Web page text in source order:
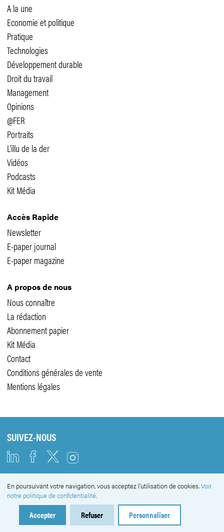
A la une
Economie et politique
Pratique
Technologies
Développement durable
Droit du travail
Management
Opinions
@FER
Portraits
L'illu de la der
Vidéos
Podcasts
Kit Média
Accès Rapide
Newsletter
E-paper journal
E-paper magazine
A propos de nous
Nous connaître
La rédaction
Abonnement papier
Kit Média
Contact
Conditions générales de vente
Mentions légales
SUIVEZ-NOUS
NEWSLETTER
En poursuivant votre navigation, vous acceptez l'utilisation de cookies.Voir
notre politique de confidentialité.
Accepter Refuser Personnaliser